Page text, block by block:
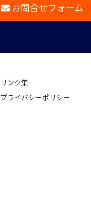
お問合せフォーム
リンク集
プライバシーポリシー